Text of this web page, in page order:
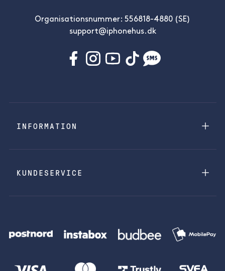
Organisationsnummer: 556818-4880 (SE)
support@iphonehus.dk
INFORMATION
KUNDESERVICE